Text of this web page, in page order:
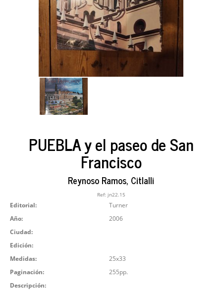
PUEBLA y el paseo de San
Francisco
Reynoso Ramos, Citlalli
Ref: jn22.15
Editorial:
Turner
Año:
2006
Ciudad:
Edición:
Medidas:
25x33
Paginación:
255pp.
Descripción: